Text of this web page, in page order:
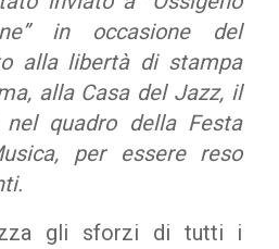
in occasione del
alla libertà di stampa
alla Casa del Jazz, il
quadro della Festa
per essere reso
gli sforzi di tutti i